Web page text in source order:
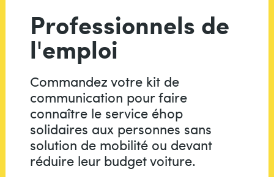
Professionnels de
l'emploi
Commandez votre kit de
communication pour faire
connaître le service éhop
solidaires aux personnes sans
solution de mobilité ou devant
réduire leur budget voiture.